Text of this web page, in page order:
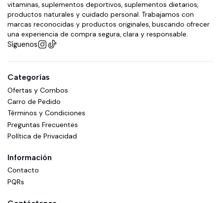
vitaminas, suplementos deportivos, suplementos dietarios,
productos naturales y cuidado personal. Trabajamos con
marcas reconocidas y productos originales, buscando ofrecer
una experiencia de compra segura, clara y responsable.
Síguenos
Categorías
Ofertas y Combos
Carro de Pedido
Términos y Condiciones
Preguntas Frecuentes
Política de Privacidad
Información
Contacto
PQRs